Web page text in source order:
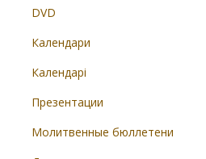
DVD
Календари
Календарі
Презентации
Молитвенные бюллетени